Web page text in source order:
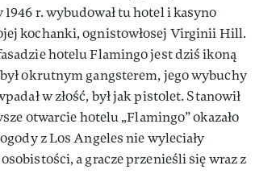
r. wybudował tu hotel i kasyno
kochanki, ognistowłosej Virginii Hill.
hotelu Flamingo jest dziś ikoną
okrutnym gangsterem, jego wybuchy
w złość, był jak pistolet. Stanowił
otwarcie hotelu „Flamingo” okazało
z Los Angeles nie wyleciały
a gracze przenieśli się wraz z